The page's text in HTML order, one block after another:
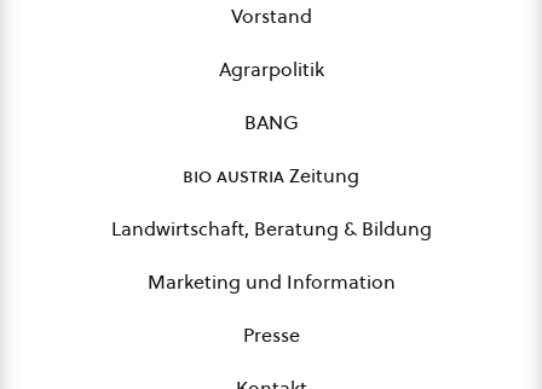
Vorstand
Agrarpolitik
BANG
bio austriaZeitung
Landwirtschaft, Beratung & Bildung
Marketing und Information
Presse